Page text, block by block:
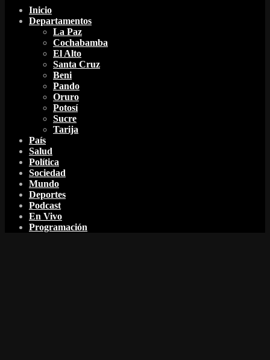
Inicio
Departamentos
La Paz
Cochabamba
El Alto
Santa Cruz
Beni
Pando
Oruro
Potosí
Sucre
Tarija
País
Salud
Política
Sociedad
Mundo
Deportes
Podcast
En Vivo
Programación